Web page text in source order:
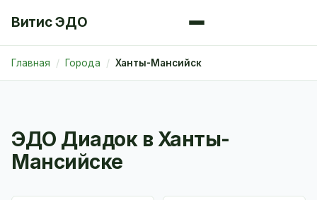
Витис ЭДО
Главная Города Ханты-Мансийск
ЭДО Диадок в Ханты-
Мансийске